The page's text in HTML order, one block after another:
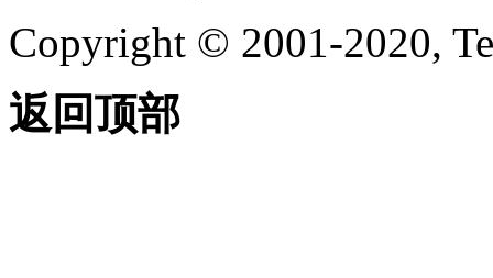
Copyright © 2001-2020,
返回顶部